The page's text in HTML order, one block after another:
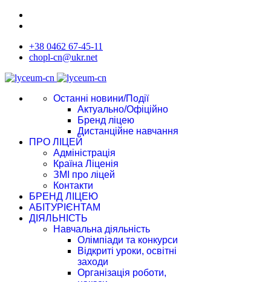
+38 0462 67-45-11
chopl-cn@ukr.net
Останні новини/Події
Актуально/Офіційно
Бренд ліцею
Дистанційне навчання
ПРО ЛІЦЕЙ
Адміністрація
Країна Ліценія
ЗМІ про ліцей
Контакти
БРЕНД ЛІЦЕЮ
АБІТУРІЄНТАМ
ДІЯЛЬНІСТЬ
Навчальна діяльність
Олімпіади та конкурси
Відкриті уроки, освітні
заходи
Організація роботи,